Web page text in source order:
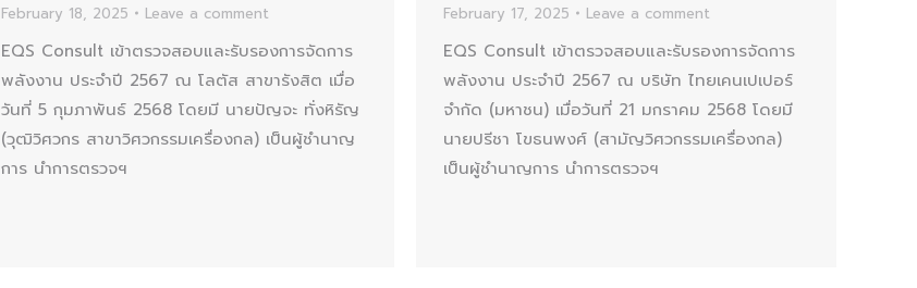
February 18, 2025
Leave a comment
EQS Consult เข้าตรวจสอบและรับรองการจัดการ
พลังงาน ประจำปี 2567 ณ โลตัส สาขารังสิต เมื่อ
วันที่ 5 กุมภาพันธ์ 2568 โดยมี นายปัญจะ ทั่งหิรัญ
(วุฒิวิศวกร สาขาวิศวกรรมเครื่องกล) เป็นผู้ชำนาญ
การ นำการตรวจฯ
February 17, 2025
Leave a comment
EQS Consult เข้าตรวจสอบและรับรองการจัดการ
พลังงาน ประจำปี 2567 ณ บริษัท ไทยเคนเปเปอร์
จำกัด (มหาชน) เมื่อวันที่ 21 มกราคม 2568 โดยมี
นายปรีชา โขธนพงศ์ (สามัญวิศวกรรมเครื่องกล)
เป็นผู้ชำนาญการ นำการตรวจฯ